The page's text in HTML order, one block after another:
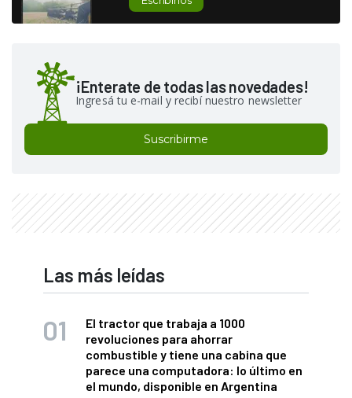
¡Enterate de todas las novedades!
Ingresá tu e-mail y recibí nuestro newsletter
Suscribirme
Las más leídas
El tractor que trabaja a 1000
revoluciones para ahorrar
combustible y tiene una cabina que
parece una computadora: lo último en
el mundo, disponible en Argentina